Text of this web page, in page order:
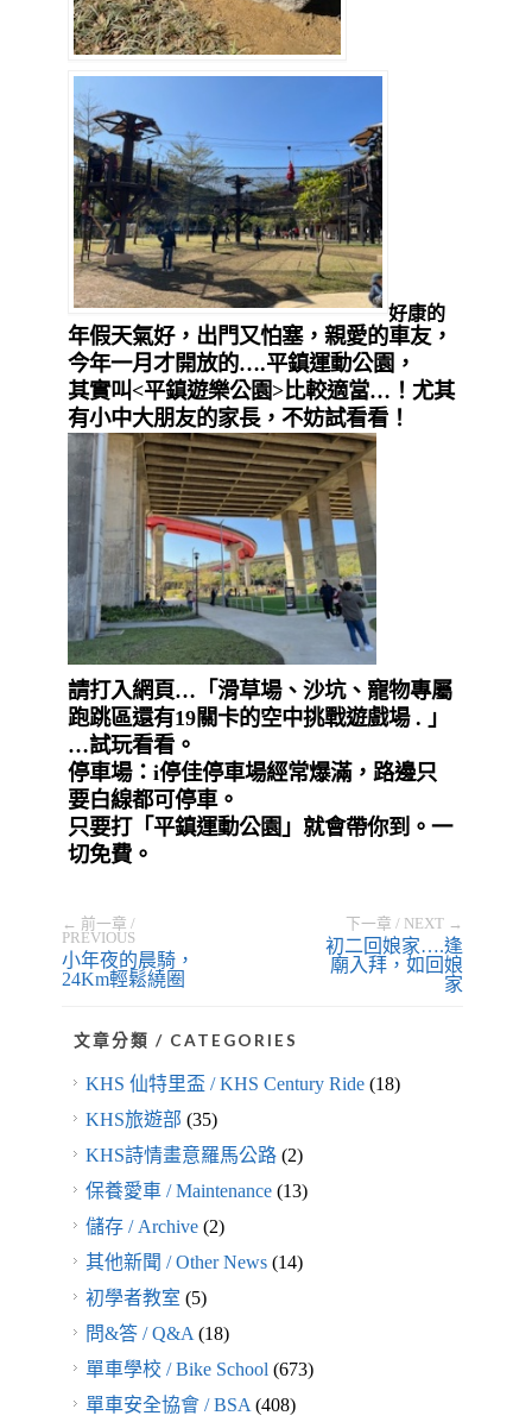
好康的
年假天氣好，出門又怕塞，親愛的車友，
今年一月才開放的….平鎮運動公園，
其實叫<平鎮遊樂公園>比較適當…！尤其
有小中大朋友的家長，不妨試看看！
請打入網頁…「滑草場、沙坑、寵物專屬
跑跳區還有19關卡的空中挑戰遊戲場 . 」
…試玩看看。
停車場：i停佳停車場經常爆滿，路邊只
要白線都可停車。
只要打「平鎮運動公園」就會帶你到。一
切免費。
← 前一章 /
PREVIOUS
小年夜的晨騎，
24Km輕鬆繞圈
下一章 / NEXT →
初二回娘家….逢
廟入拜，如回娘
家
文章分類 / CATEGORIES
KHS 仙特里盃 / KHS Century Ride(18)
KHS旅遊部 (35)
KHS詩情畫意羅馬公路(2)
保養愛車 / Maintenance(13)
儲存 / Archive(2)
其他新聞 / Other News(14)
初學者教室 (5)
問&答 / Q&A(18)
單車學校 / Bike School(673)
單車安全協會 / BSA(408)